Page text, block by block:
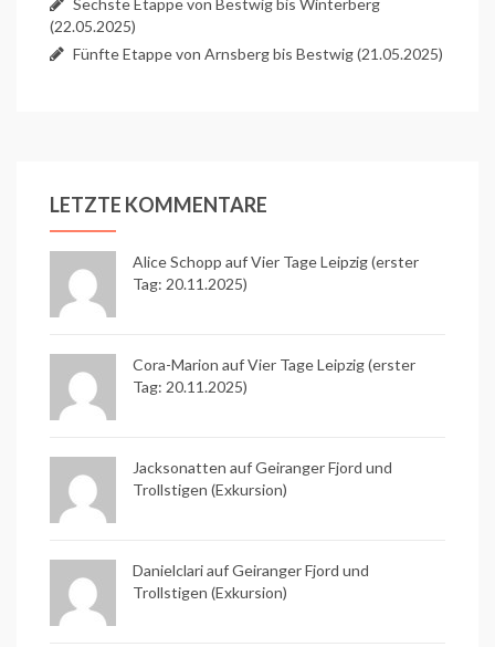
Sechste Etappe von Bestwig bis Winterberg
(22.05.2025)
Fünfte Etappe von Arnsberg bis Bestwig (21.05.2025)
LETZTE KOMMENTARE
Alice Schopp aufVier Tage Leipzig (erster
Tag: 20.11.2025)
Cora-Marion aufVier Tage Leipzig (erster
Tag: 20.11.2025)
Jacksonatten aufGeiranger Fjord und
Trollstigen (Exkursion)
Danielclari aufGeiranger Fjord und
Trollstigen (Exkursion)